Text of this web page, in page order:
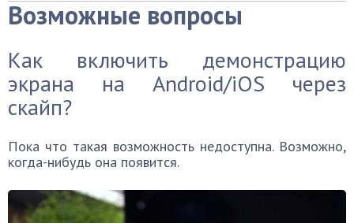
Возможные вопросы
Как включить демонстрацию
экрана на Android/iOS через
скайп?
Пока что такая возможность недоступна. Возможно,
когда-нибудь она появится.